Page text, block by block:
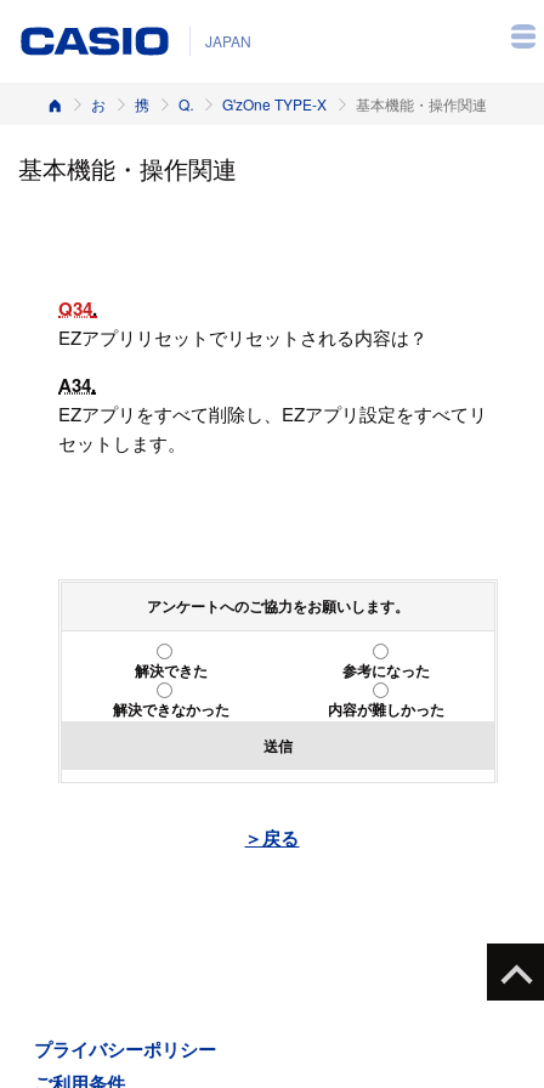
JAPAN
ホーム お客様サポート 携帯電話 Q&A（よくある質問と答え） G'zOne TYPE-X 基本機能・操作関連
基本機能・操作関連
Q34
EZアプリリセットでリセットされる内容は？
A34
EZアプリをすべて削除し、EZアプリ設定をすべてリ
セットします。
アンケートへのご協力をお願いします。
解決できた
参考になった
解決できなかった
内容が難しかった
送信
＞戻る
プライバシーポリシー